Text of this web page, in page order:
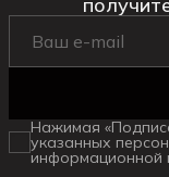
Нажимая
указанных
информационной